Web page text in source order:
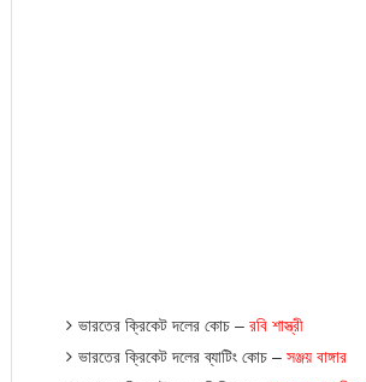
ভারতের ক্রিকেট দলের কোচ – রবি শাস্ত্রী
ভারতের ক্রিকেট দলের ব্যাটিং কোচ – সঞ্জয় বাঙ্গার